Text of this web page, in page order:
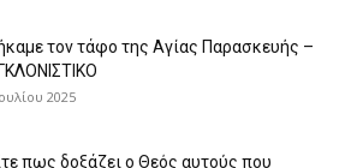
τον τάφο της Αγίας Παρασκευής –
2025
πως δοξάζει ο Θεός αυτούς που